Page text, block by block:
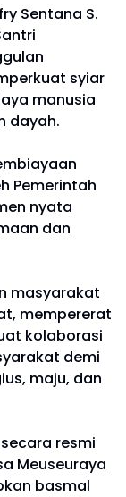
Sentana S.
syiar
manusia
dayah.
Pemerintah
nyata
dan
masyarakat
mempererat
kolaborasi
demi
maju, dan
resmi
Meuseuraya
basmal